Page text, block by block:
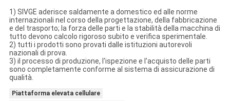
1) SIVGE aderisce saldamente a domestico ed alle norme
internazionali nel corso della progettazione, della fabbricazione
e del trasporto; la forza delle parti e la stabilità della macchina di
tutto devono calcolo rigoroso subito e verifica sperimentale.
2) tutti i prodotti sono provati dalle istituzioni autorevoli
nazionali di prova.
3) il processo di produzione, l'ispezione e l'acquisto delle parti
sono completamente conforme al sistema di assicurazione di
qualità.
Piattaforma elevata cellulare